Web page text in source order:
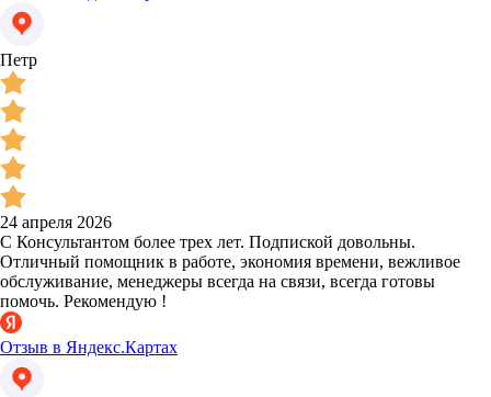
Петр
24 апреля 2026
С Консультантом более трех лет. Подпиской довольны.
Отличный помощник в работе, экономия времени, вежливое
обслуживание, менеджеры всегда на связи, всегда готовы
помочь. Рекомендую !
Отзыв в Яндекс.Картах